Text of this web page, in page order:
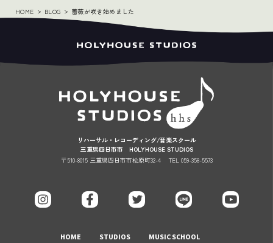
HOME BLOG 薔薇が咲き始めました
リハーサル・レコーディング/音楽スクール
三重県四日市市 HOLYHOUSE STUDIOS
〒510-8015 三重県四日市市松原町32-4
TEL 059-358-5573
HOME STUDIOS MUSIC SCHOOL